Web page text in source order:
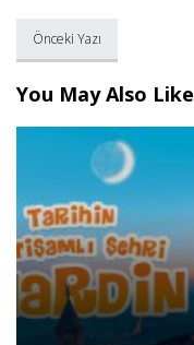
Önceki Yazı
You May Also Like